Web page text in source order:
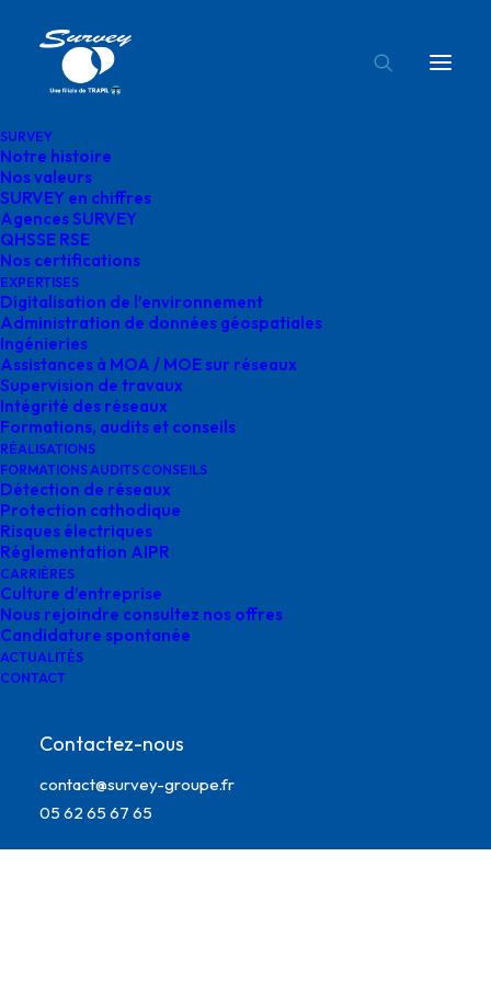
SURVEY
Notre histoire
Nos valeurs
SURVEY en chiffres
Agences SURVEY
QHSSE RSE
Nos certifications
EXPERTISES
Digitalisation de l’environnement
Administration de données géospatiales
Ingénieries
Assistances à MOA / MOE sur réseaux
Supervision de travaux
Intégrité des réseaux
Formations, audits et conseils
RÉALISATIONS
FORMATIONS AUDITS CONSEILS
Détection de réseaux
Protection cathodique
Risques électriques
Réglementation AIPR
CARRIÈRES
Culture d’entreprise
Nous rejoindre consultez nos offres
Candidature spontanée
ACTUALITÉS
CONTACT
Contactez-nous
contact@survey-groupe.fr
05 62 65 67 65
Accueil
Survey ingénierie
réseaux
Survey ingénierie réseaux